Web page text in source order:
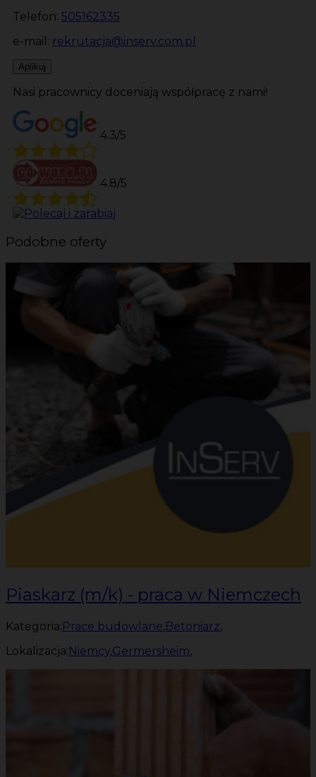
Telefon: 505162335
e-mail: rekrutacja@inserv.com.pl
Aplikuj
Nasi pracownicy doceniają współpracę z nami!
4.3/5
4.8/5
Podobne oferty
Piaskarz (m/k) - praca w Niemczech
Kategoria: Prace budowlane,Betoniarz,
Lokalizacja: Niemcy,Germersheim,